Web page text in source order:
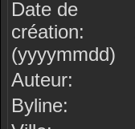
Date de
création:
(yyyymmdd)
Auteur:
Byline: